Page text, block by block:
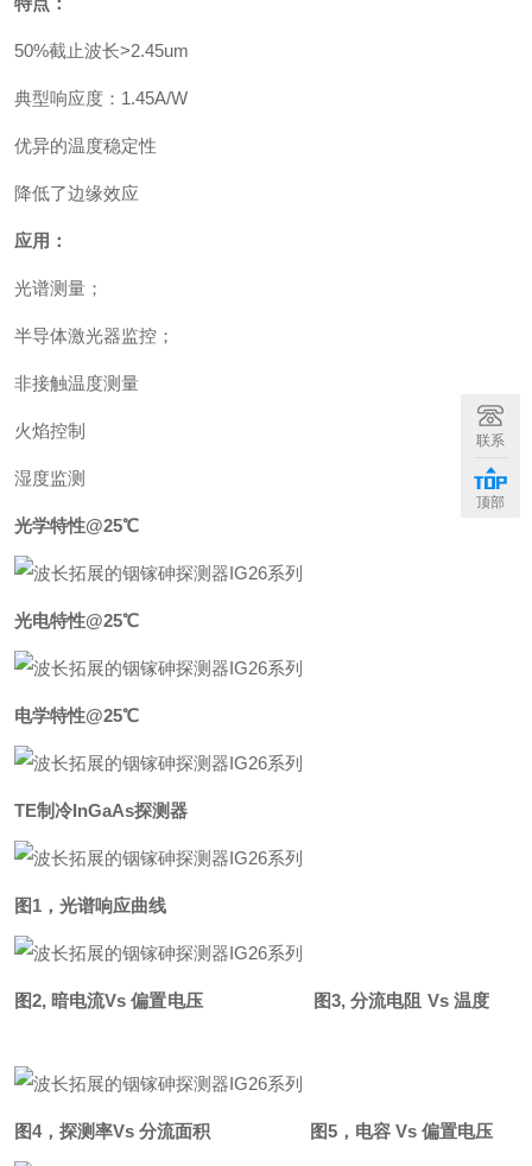
50%截止波长>2.45um
典型响应度：1.45A/W
优异的温度稳定性
降低了边缘效应
应用：
光谱测量；
半导体激光器监控；
非接触温度测量
火焰控制
湿度监测
光学特性@25℃
光电特性@25℃
电学特性@25℃
TE制冷InGaAs探测器
图1 ，光谱响应曲线
图2, 暗电流Vs 偏置电压 图3, 分流电阻 Vs 温度
图4，探测率Vs 分流面积 图5，电容 Vs 偏置电压
联系
顶部